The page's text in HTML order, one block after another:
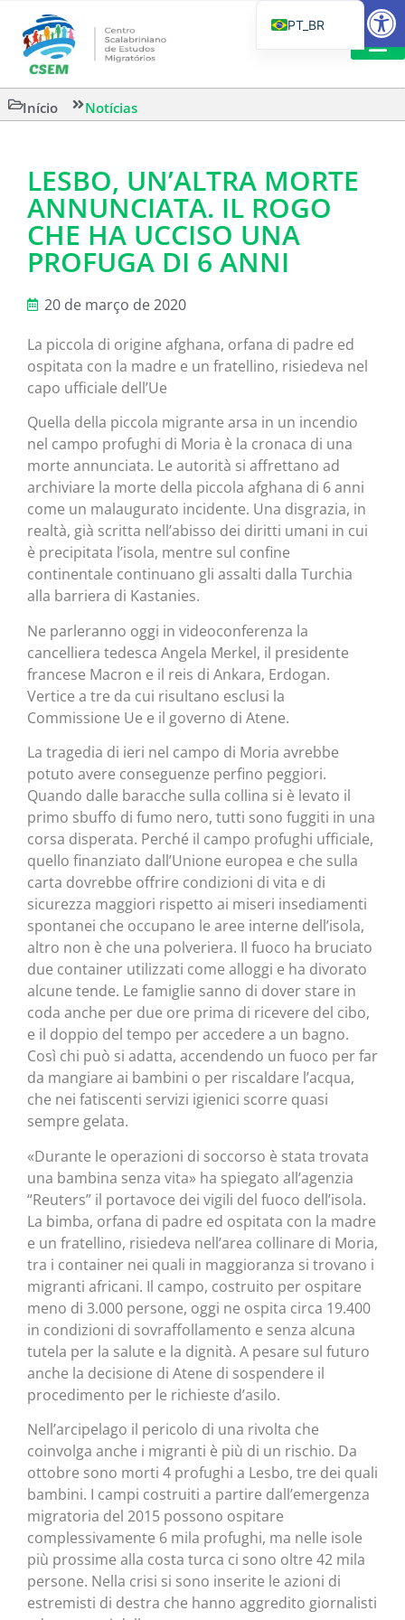
Início Notícias
LESBO, UN’ALTRA MORTE
ANNUNCIATA. IL ROGO
CHE HA UCCISO UNA
PROFUGA DI 6 ANNI
20 de março de 2020
La piccola di origine afghana, orfana di padre ed
ospitata con la madre e un fratellino, risiedeva nel
capo ufficiale dell’Ue
Quella della piccola migrante arsa in un incendio
nel campo profughi di Moria è la cronaca di una
morte annunciata. Le autorità si affrettano ad
archiviare la morte della piccola afghana di 6 anni
come un malaugurato incidente. Una disgrazia, in
realtà, già scritta nell’abisso dei diritti umani in cui
è precipitata l’isola, mentre sul confine
continentale continuano gli assalti dalla Turchia
alla barriera di Kastanies.
Ne parleranno oggi in videoconferenza la
cancelliera tedesca Angela Merkel, il presidente
francese Macron e il reis di Ankara, Erdogan.
Vertice a tre da cui risultano esclusi la
Commissione Ue e il governo di Atene.
La tragedia di ieri nel campo di Moria avrebbe
potuto avere conseguenze perfino peggiori.
Quando dalle baracche sulla collina si è levato il
primo sbuffo di fumo nero, tutti sono fuggiti in una
corsa disperata. Perché il campo profughi ufficiale,
quello finanziato dall’Unione europea e che sulla
carta dovrebbe offrire condizioni di vita e di
sicurezza maggiori rispetto ai miseri insediamenti
spontanei che occupano le aree interne dell’isola,
altro non è che una polveriera. Il fuoco ha bruciato
due container utilizzati come alloggi e ha divorato
alcune tende. Le famiglie sanno di dover stare in
coda anche per due ore prima di ricevere del cibo,
e il doppio del tempo per accedere a un bagno.
Così chi può si adatta, accendendo un fuoco per far
da mangiare ai bambini o per riscaldare l’acqua,
che nei fatiscenti servizi igienici scorre quasi
sempre gelata.
«Durante le operazioni di soccorso è stata trovata
una bambina senza vita» ha spiegato all’agenzia
“Reuters” il portavoce dei vigili del fuoco dell’isola.
La bimba, orfana di padre ed ospitata con la madre
e un fratellino, risiedeva nell’area collinare di Moria,
tra i container nei quali in maggioranza si trovano i
migranti africani. Il campo, costruito per ospitare
meno di 3.000 persone, oggi ne ospita circa 19.400
in condizioni di sovraffollamento e senza alcuna
tutela per la salute e la dignità. A pesare sul futuro
anche la decisione di Atene di sospendere il
procedimento per le richieste d’asilo.
Nell’arcipelago il pericolo di una rivolta che
coinvolga anche i migranti è più di un rischio. Da
ottobre sono morti 4 profughi a Lesbo, tre dei quali
bambini. I campi costruiti a partire dall’emergenza
migratoria del 2015 possono ospitare
complessivamente 6 mila profughi, ma nelle isole
più prossime alla costa turca ci sono oltre 42 mila
persone. Nella crisi si sono inserite le azioni di
estremisti di destra che hanno aggredito giornalisti
PT_BR
IT